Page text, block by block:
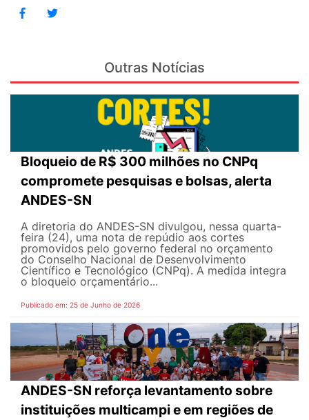
Outras Notícias
Bloqueio de R$ 300 milhões no CNPq
compromete pesquisas e bolsas, alerta
ANDES-SN
A diretoria do ANDES-SN divulgou, nessa quarta-
feira (24), uma nota de repúdio aos cortes
promovidos pelo governo federal no orçamento
do Conselho Nacional de Desenvolvimento
Científico e Tecnológico (CNPq). A medida integra
o bloqueio orçamentário...
Publicado em: 25 de Junho de 2026
ANDES-SN reforça levantamento sobre
instituições multicampi e em regiões de